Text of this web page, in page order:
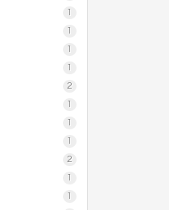
1
1
1
1
2
1
1
1
2
1
1